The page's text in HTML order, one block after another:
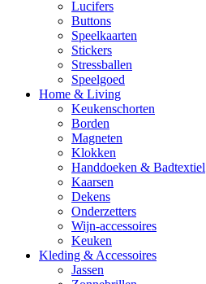
Lucifers
Buttons
Speelkaarten
Stickers
Stressballen
Speelgoed
Home & Living
Keukenschorten
Borden
Magneten
Klokken
Handdoeken & Badtextiel
Kaarsen
Dekens
Onderzetters
Wijn-accessoires
Keuken
Kleding & Accessoires
Jassen